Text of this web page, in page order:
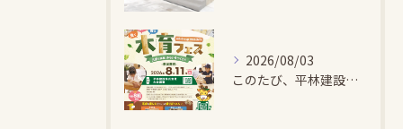
2026/08/03
このたび、平林建設では、お子さまが木とふれあい・木について学...